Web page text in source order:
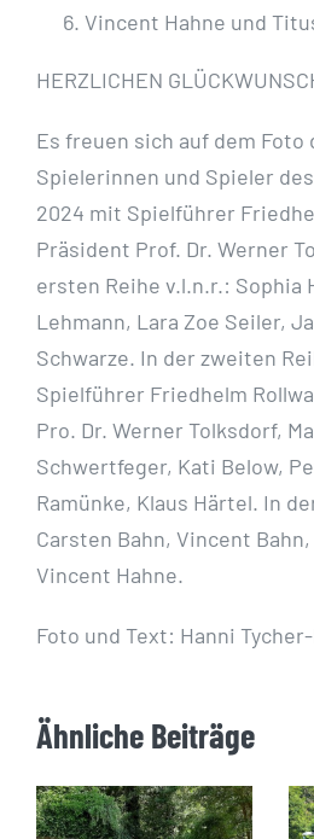
Vincent Hahne und
HERZLICHEN
Es freuen sich auf dem
Spielerinnen und Spieler
2024 mit Spielführer
Präsident Prof. Dr. Werner
ersten Reihe v.l.n.r.: Sophia
Lehmann, Lara Zoe Seiler,
Schwarze. In der zweiten
Spielführer Friedhelm
Pro. Dr. Werner Tolksdorf,
Schwertfeger, Kati Below,
Ramünke, Klaus Härtel. In
Carsten Bahn, Vincent
Vincent Hahne.
Foto und Text: Hanni
Ähnliche Beiträge